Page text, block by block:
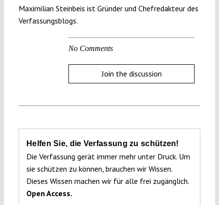
Maximilian Steinbeis ist Gründer und Chefredakteur des
Verfassungsblogs.
No Comments
Join the discussion
Helfen Sie, die Verfassung zu schützen!
Die Verfassung gerät immer mehr unter Druck. Um
sie schützen zu können, brauchen wir Wissen.
Dieses Wissen machen wir für alle frei zugänglich.
Open Access.